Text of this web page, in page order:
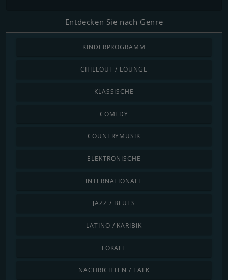
Entdecken Sie nach Genre
KINDERPROGRAMM
CHILLOUT / LOUNGE
KLASSISCHE
COMEDY
COUNTRYMUSIK
ELEKTRONISCHE
INTERNATIONALE
JAZZ / BLUES
LATINO / KARIBIK
LOKALE
NACHRICHTEN / TALK